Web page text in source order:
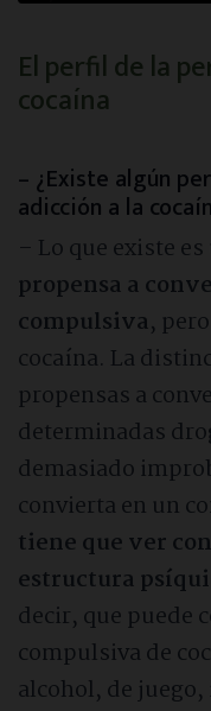
El perfil de la
cocaína
– ¿Existe algún
adicción a la
– Lo que existe
propensa a
compulsiva,
cocaína. La
propensas a
determinadas
demasiado
convierta en un
tiene que ver
estructura
decir, que puede
compulsiva de
alcohol, de